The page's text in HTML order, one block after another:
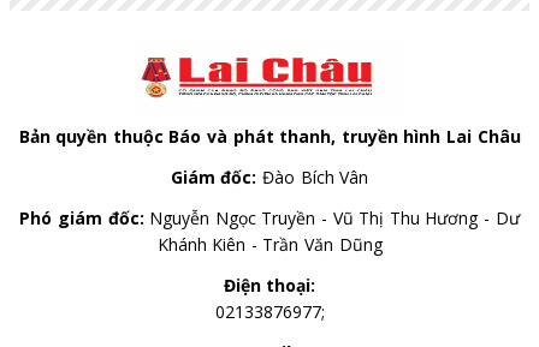
Bản quyền thuộc Báo và phát thanh, truyền hình Lai Châu
Giám đốc: Đào Bích Vân
Phó giám đốc: Nguyễn Ngọc Truyền - Vũ Thị Thu Hương - Dư
Khánh Kiên - Trần Văn Dũng
Điện thoại:
02133876977;